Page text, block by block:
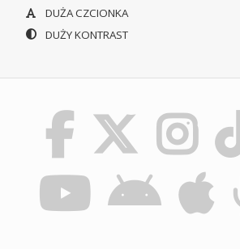
DUŻA CZCIONKA
DUŻY KONTRAST